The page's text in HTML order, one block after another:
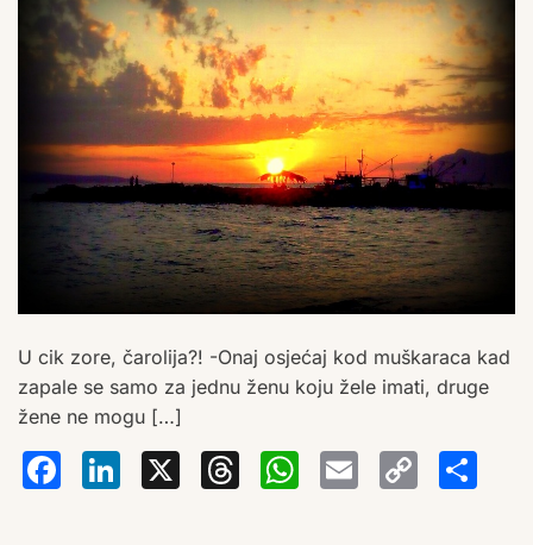
U cik zore, čarolija?! -Onaj osjećaj kod muškaraca kad
zapale se samo za jednu ženu koju žele imati, druge
žene ne mogu […]
Facebook
LinkedIn
X Threads
Email